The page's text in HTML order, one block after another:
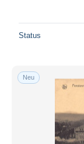
Status
Neu